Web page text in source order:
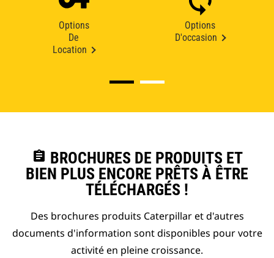
Options
De
Location
Options
D'occasion
assignment BROCHURES DE PRODUITS ET
BIEN PLUS ENCORE PRÊTS À ÊTRE
TÉLÉCHARGÉS !
Des brochures produits Caterpillar et d'autres
documents d'information sont disponibles pour votre
activité en pleine croissance.